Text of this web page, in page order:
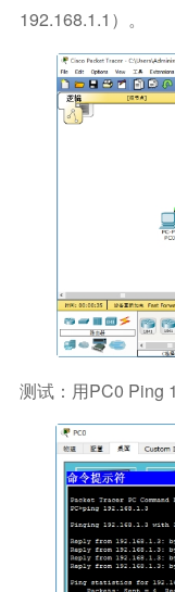
192.168.1.1）。
测试：用PC0 Ping